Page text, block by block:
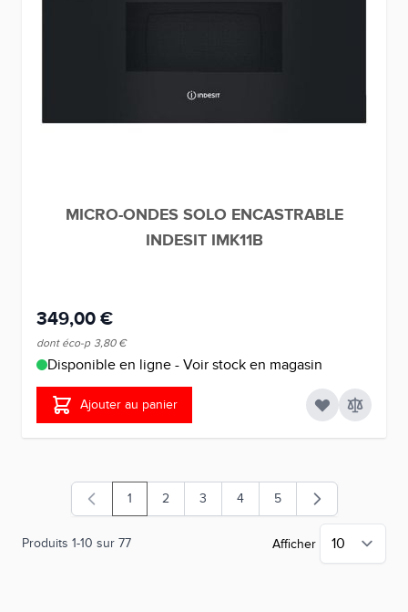
MICRO-ONDES SOLO ENCASTRABLE
INDESIT IMK11B
349,00 €
dont éco-p 3,80 €
Disponible en ligne - Voir stock en magasin
Ajouter au panier
Produits 1-10 sur 77
Vous lisez actuellement la page
1 Page
2 Page
3 Page
4 Page
5
Afficher